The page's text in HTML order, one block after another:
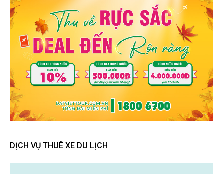
DỊCH VỤ THUÊ XE DU LỊCH